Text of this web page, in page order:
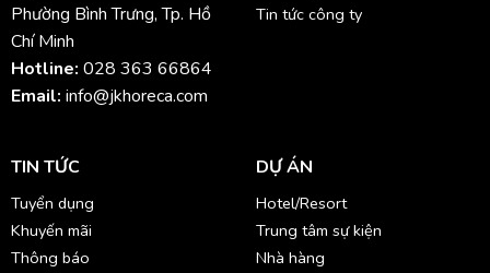
Phường Bình Trưng, Tp. Hồ
Chí Minh
Hotline: 028 363 66864
Email: info@jkhoreca.com
Tin tức công ty
TIN TỨC
Tuyển dụng
Khuyến mãi
Thông báo
DỰ ÁN
Hotel/Resort
Trung tâm sự kiện
Nhà hàng